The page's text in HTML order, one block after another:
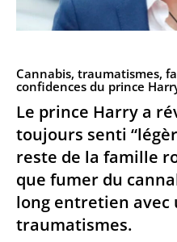
Cannabis, traumatismes,
confidences du prince
Le prince Harry a
toujours senti
reste de la famille
que fumer du
long entretien avec
traumatismes.